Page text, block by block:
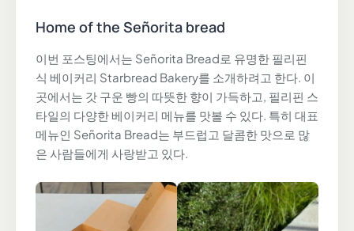
Home of the Señorita bread
이번 포스팅에서는 Señorita Bread로 유명한 필리핀
식 베이커리 Starbread Bakery를 소개하려고 한다. 이
곳에서는 갓 구운 빵의 따뜻한 향이 가득하고, 필리핀 스
타일의 다양한 베이커리 메뉴를 맛볼 수 있다. 특히 대표
메뉴인 Señorita Bread는 부드럽고 달콤한 맛으로 많
은 사람들에게 사랑받고 있다.